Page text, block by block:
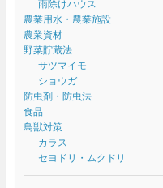
雨除けハウス
農業用水・農業施設
農業資材
野菜貯蔵法
サツマイモ
ショウガ
防虫剤・防虫法
食品
鳥獣対策
カラス
セヨドリ・ムクドリ